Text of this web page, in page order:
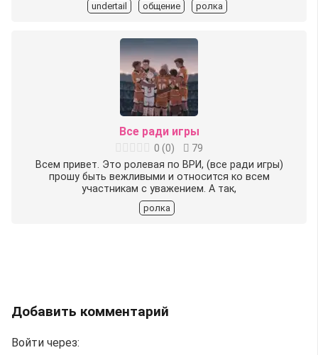
undertail общение ролка
Все ради игры
0 (0)
79
Всем привет. Это ролевая по ВРИ, (все ради игры)
прошу быть вежливыми и относится ко всем
участникам с уважением. А так,
ролка
Добавить комментарий
Войти через: